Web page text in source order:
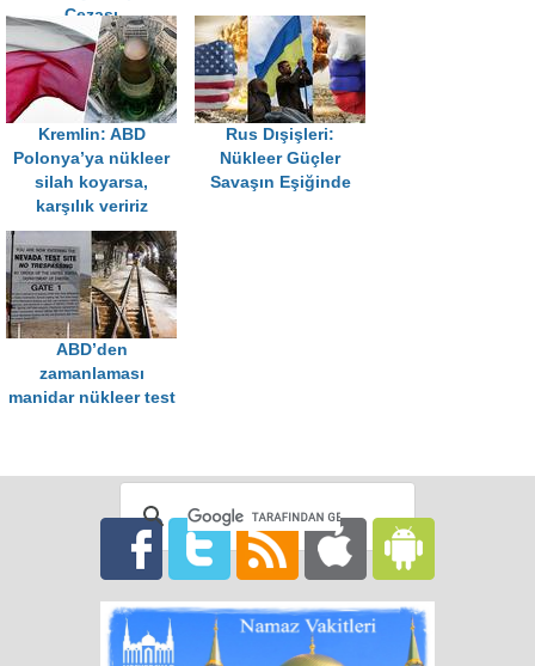
Cezası
Kremlin: ABD
Polonya’ya nükleer
silah koyarsa,
karşılık veririz
Rus Dışişleri:
Nükleer Güçler
Savaşın Eşiğinde
ABD’den
zamanlaması
manidar nükleer test